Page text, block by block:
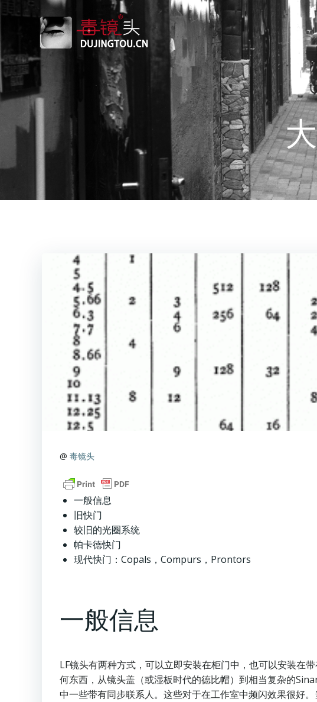
内
容
@ 毒镜头
一般信息
旧快门
较旧的光圈系统
帕卡德快门
现代快门：Copals，Compurs，Prontors
一般信息
LF镜头有两种方式，可以立即安装在柜门中，也可以安装在
何东西，从镜头盖（或湿板时代的德比帽）到相当复杂的
中一些带有同步联系人。这些对于在工作室中频闪效果很好